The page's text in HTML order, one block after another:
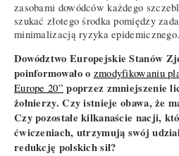
zasobami dowódców każdego
szukać złotego środka pomiędzy
minimalizacją ryzyka epidemicznego.
Dowództwo Europejskie Stanów
poinformowało o zmodyfikowaniu
Europe 20” poprzez zmniejszenie
żołnierzy. Czy istnieje obawa, że
Czy pozostałe kilkanaście nacji,
ćwiczeniach, utrzymują swój
redukcję polskich sił?